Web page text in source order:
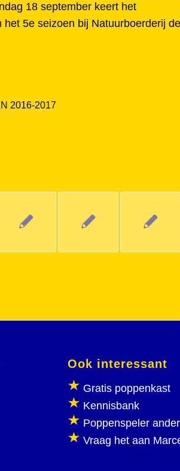
18 september keert het
5e seizoen bij Natuurboerderij de
2016-2017
Ook interessant
Gratis poppenkast
Kennisbank
Poppenspeler
Vraag het aan